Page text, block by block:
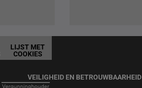
LIJST MET
COOKIES
VEILIGHEID EN BETROUWBAARHEID